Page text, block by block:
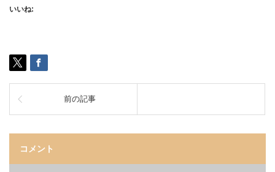
いいね:
前の記事
コメント